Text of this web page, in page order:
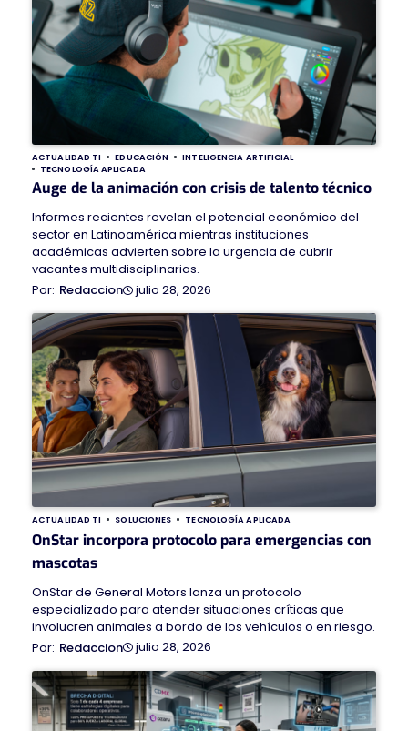
ACTUALIDAD TI EDUCACIÓN
INTELIGENCIA ARTIFICIAL
TECNOLOGÍA APLICADA
Auge de la animación con crisis de talento técnico
Informes recientes revelan el potencial económico del
sector en Latinoamérica mientras instituciones
académicas advierten sobre la urgencia de cubrir
vacantes multidisciplinarias.
Redaccion
julio 28, 2026
ACTUALIDAD TI SOLUCIONES TECNOLOGÍA APLICADA
OnStar incorpora protocolo para emergencias con
mascotas
OnStar de General Motors lanza un protocolo
especializado para atender situaciones críticas que
involucren animales a bordo de los vehículos o en riesgo.
Redaccion
julio 28, 2026